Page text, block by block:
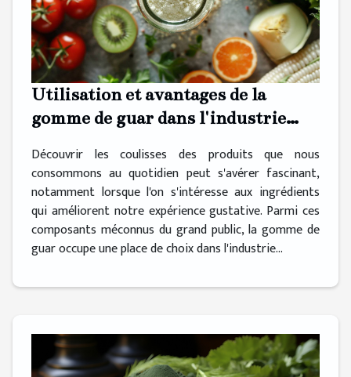
Utilisation et avantages de la
gomme de guar dans l'industrie
Découvrir les coulisses des produits que nous
consommons au quotidien peut s'avérer fascinant,
notamment lorsque l'on s'intéresse aux ingrédients
qui améliorent notre expérience gustative. Parmi ces
composants méconnus du grand public, la gomme de
guar occupe une place de choix dans l'industrie...